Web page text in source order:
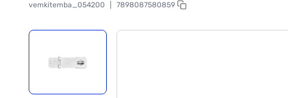
vemkitemba_054200 7898087580859